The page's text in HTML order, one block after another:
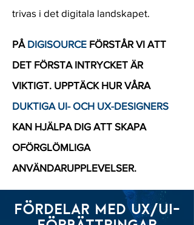
trivas i det digitala landskapet.
PÅ DIGISOURCE FÖRSTÅR VI ATT
DET FÖRSTA INTRYCKET ÄR
VIKTIGT. UPPTÄCK HUR VÅRA
DUKTIGA UI- OCH UX-DESIGNERS
KAN HJÄLPA DIG ATT SKAPA
OFÖRGLÖMLIGA
ANVÄNDARUPPLEVELSER.
FÖRDELAR MED UX/UI-